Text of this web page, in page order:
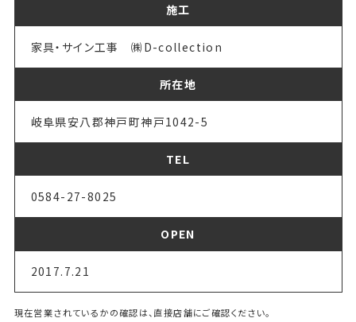
施工
家具・サイン工事 ㈱D-collection
所在地
岐阜県安八郡神戸町神戸1042-5
TEL
0584-27-8025
OPEN
2017.7.21
現在営業されているかの確認は、直接店舗にご確認ください。